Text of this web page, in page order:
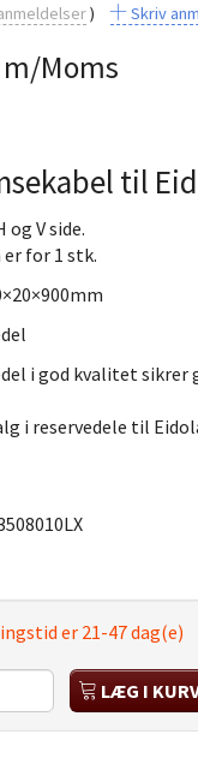
Skriv
m/Moms
til
og V side.
for 1 stk.
i god kvalitet sikrer
i reservedele til
er 21-47 dag(e)
LÆG I